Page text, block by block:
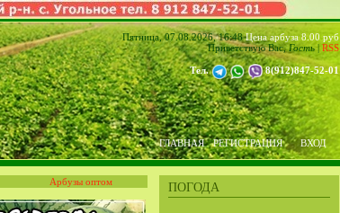
Пятница, 07.08.2026, 16:48Цена арбуза 8.00 руб
Приветствую Вас,Гость| RSS
Тел. 8(912)847-52-01
ГЛАВНАЯ РЕГИСТРАЦИЯ ВХОД
ПОГОДА
Арбузы оптом